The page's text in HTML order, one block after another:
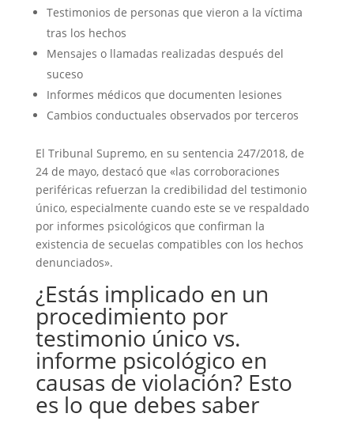
Testimonios de personas que vieron a la víctima
tras los hechos
Mensajes o llamadas realizadas después del
suceso
Informes médicos que documenten lesiones
Cambios conductuales observados por terceros
El Tribunal Supremo, en su sentencia 247/2018, de
24 de mayo, destacó que «las corroboraciones
periféricas refuerzan la credibilidad del testimonio
único, especialmente cuando este se ve respaldado
por informes psicológicos que confirman la
existencia de secuelas compatibles con los hechos
denunciados».
¿Estás implicado en un
procedimiento por
testimonio único vs.
informe psicológico en
causas de violación? Esto
es lo que debes saber